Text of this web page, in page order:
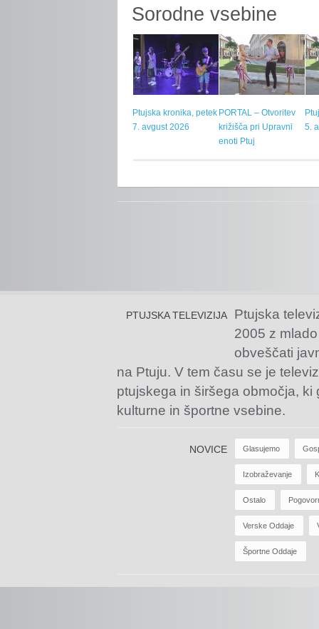
Sorodne vsebine
Ptujska kronika, petek
7. avgust 2026
PORTAL – Otvoritev
križišča pri Upravni
enoti Ptuj
5.
PTUJSKA TELEVIZIJA
Ptujska
2005 z
obveščati
na Ptuju. V tem času se je
ptujskega in širšega območja,
kulturne in športne vsebine.
NOVICE Glasujemo
Izobraževanje
Ostalo
Verske Oddaje
Športne Oddaje